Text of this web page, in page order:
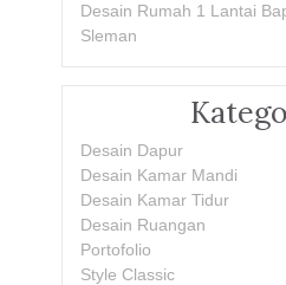
Desain Rumah 1 Lantai
Sleman
Desain Dapur
Desain Kamar Mandi
Desain Kamar Tidur
Desain Ruangan
Portofolio
Style Classic